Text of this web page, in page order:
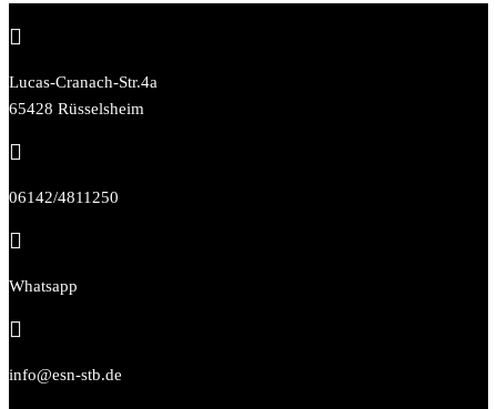

Lucas-Cranach-Str.4a
65428 Rüsselsheim

06142/4811250

Whatsapp

info@esn-stb.de